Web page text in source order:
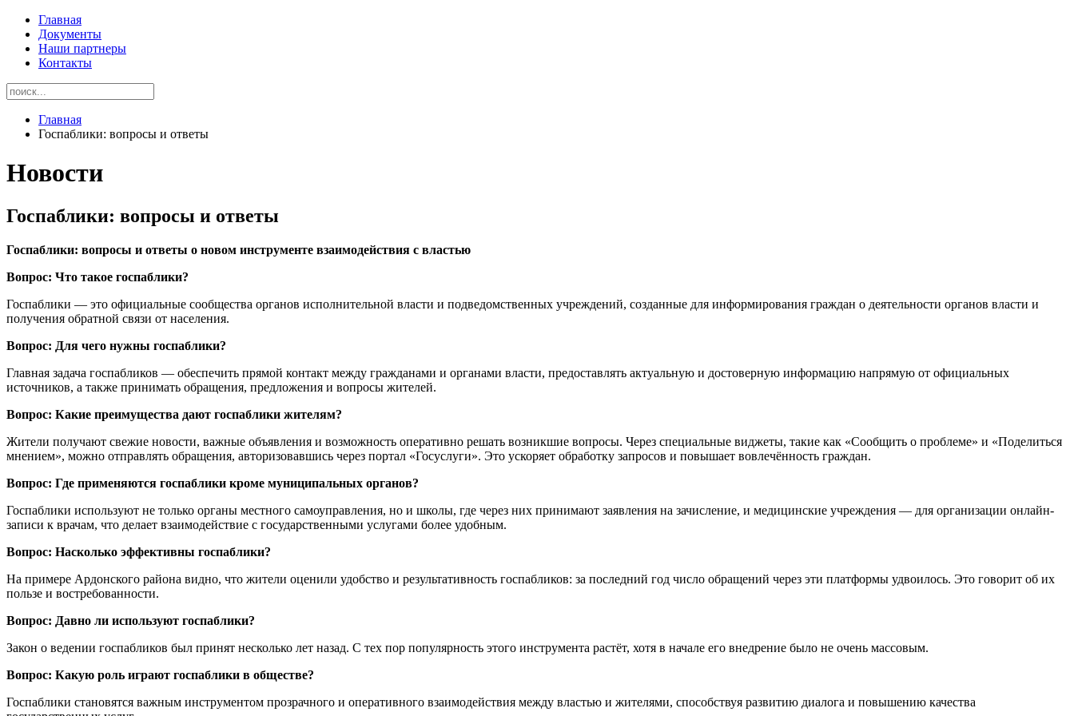
Главная
Документы
Наши партнеры
Контакты
Главная
Госпаблики: вопросы и ответы
Новости
Госпаблики: вопросы и ответы
Госпаблики: вопросы и ответы о новом инструменте взаимодействия с властью
Вопрос: Что такое госпаблики?
Госпаблики — это официальные сообщества органов исполнительной власти и подведомственных учреждений, созданные для информирования граждан о деятельности органов власти и
получения обратной связи от населения.
Вопрос: Для чего нужны госпаблики?
Главная задача госпабликов — обеспечить прямой контакт между гражданами и органами власти, предоставлять актуальную и достоверную информацию напрямую от официальных
источников, а также принимать обращения, предложения и вопросы жителей.
Вопрос: Какие преимущества дают госпаблики жителям?
Жители получают свежие новости, важные объявления и возможность оперативно решать возникшие вопросы. Через специальные виджеты, такие как «Сообщить о проблеме» и «Поделиться
мнением», можно отправлять обращения, авторизовавшись через портал «Госуслуги». Это ускоряет обработку запросов и повышает вовлечённость граждан.
Вопрос: Где применяются госпаблики кроме муниципальных органов?
Госпаблики используют не только органы местного самоуправления, но и школы, где через них принимают заявления на зачисление, и медицинские учреждения — для организации онлайн-
записи к врачам, что делает взаимодействие с государственными услугами более удобным.
Вопрос: Насколько эффективны госпаблики?
На примере Ардонского района видно, что жители оценили удобство и результативность госпабликов: за последний год число обращений через эти платформы удвоилось. Это говорит об их
пользе и востребованности.
Вопрос: Давно ли используют госпаблики?
Закон о ведении госпабликов был принят несколько лет назад. С тех пор популярность этого инструмента растёт, хотя в начале его внедрение было не очень массовым.
Вопрос: Какую роль играют госпаблики в обществе?
Госпаблики становятся важным инструментом прозрачного и оперативного взаимодействия между властью и жителями, способствуя развитию диалога и повышению качества